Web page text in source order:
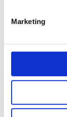
Marketing
IL
SEMIFINALE
Brienza
2024, in cui
Orzinuovi.
grande